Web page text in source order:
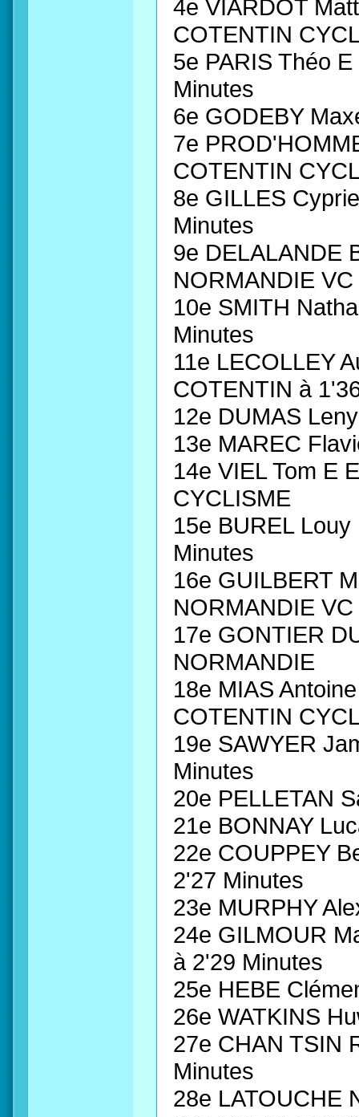
4e VIARDOT
COTENTIN
5e PARIS Théo
Minutes
6e GODEBY
7e
COTENTIN
8e GILLES
Minutes
9e DELALANDE
NORMANDIE
10e SMITH
Minutes
11e LECOLLEY
COTENTIN à
12e DUMAS
13e MAREC
14e VIEL Tom E
CYCLISME
15e BUREL
Minutes
16e GUILBERT
NORMANDIE
17e GONTIER
NORMANDIE
18e MIAS
COTENTIN
19e SAWYER
Minutes
20e PELLETAN
21e BONNAY
22e COUPPEY
2'27 Minutes
23e MURPHY
24e GILMOUR
à 2'29 Minutes
25e HEBE
26e WATKINS
27e CHAN TSIN
Minutes
28e LATOUCHE